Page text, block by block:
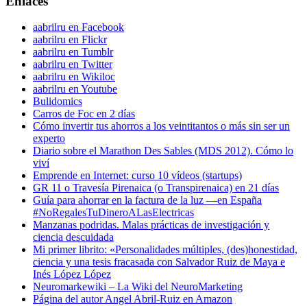
aabrilru en Facebook
aabrilru en Flickr
aabrilru en Tumblr
aabrilru en Twitter
aabrilru en Wikiloc
aabrilru en Youtube
Bulidomics
Carros de Foc en 2 días
Cómo invertir tus ahorros a los veintitantos o más sin ser un
experto
Diario sobre el Marathon Des Sables (MDS 2012). Cómo lo
viví
Emprende en Internet: curso 10 vídeos (startups)
GR 11 o Travesía Pirenaica (o Transpirenaica) en 21 días
Guía para ahorrar en la factura de la luz —en España
#NoRegalesTuDineroALasElectricas
Manzanas podridas. Malas prácticas de investigación y
ciencia descuidada
Mi primer librito: «Personalidades múltiples, (des)honestidad,
ciencia y una tesis fracasada con Salvador Ruiz de Maya e
Inés López López
Neuromarkewiki – La Wiki del NeuroMarketing
Página del autor Angel Abril-Ruiz en Amazon